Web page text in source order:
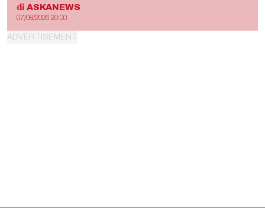
di ASKANEWS
07/08/2026 20:00